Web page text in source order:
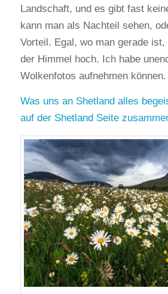
Landschaft, und es gibt fast
kann man als Nachteil sehen,
Vorteil. Egal, wo man gerade
der Himmel hoch. Ich habe
Wolkenfotos aufnehmen können.
Was uns an Shetland alles
auf der Shetland Seite